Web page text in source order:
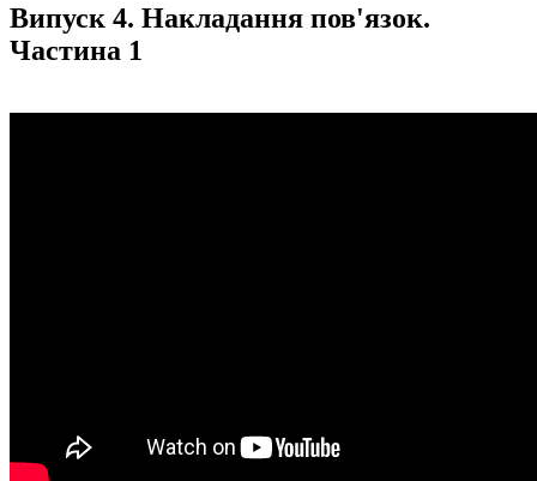
Випуск 4. Накладання пов'язок.
Частина 1